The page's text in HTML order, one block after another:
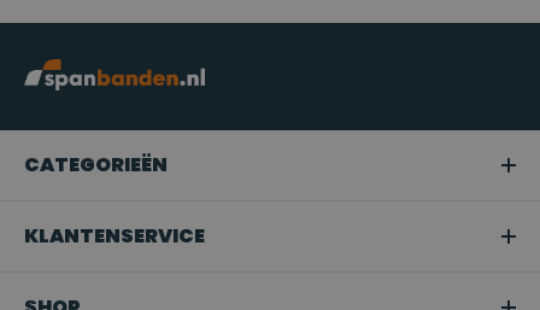
CATEGORIEËN
KLANTENSERVICE